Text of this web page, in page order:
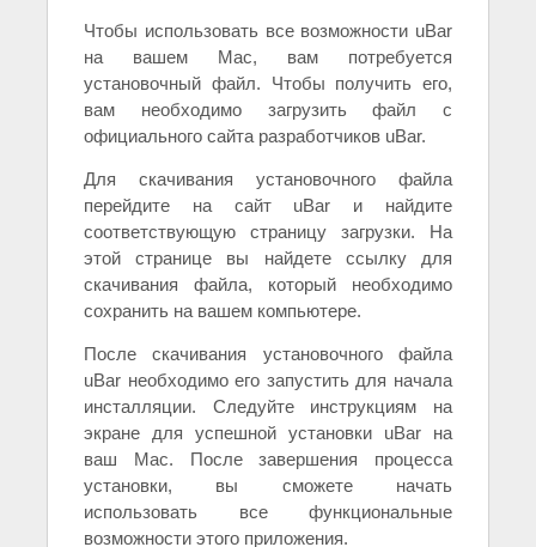
Чтобы использовать все возможности uBar
на вашем Mac, вам потребуется
установочный файл. Чтобы получить его,
вам необходимо загрузить файл с
официального сайта разработчиков uBar.
Для скачивания установочного файла
перейдите на сайт uBar и найдите
соответствующую страницу загрузки. На
этой странице вы найдете ссылку для
скачивания файла, который необходимо
сохранить на вашем компьютере.
После скачивания установочного файла
uBar необходимо его запустить для начала
инсталляции. Следуйте инструкциям на
экране для успешной установки uBar на
ваш Mac. После завершения процесса
установки, вы сможете начать
использовать все функциональные
возможности этого приложения.